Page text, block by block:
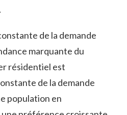
de la‍ demande
marquante du
résidentiel est
de la demande
‌population en